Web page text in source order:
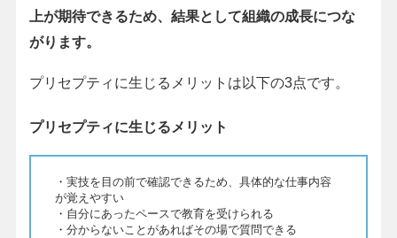
上が期待できるため、結果として組織の成長につな
がります。
プリセプティに生じるメリットは以下の3点です。
プリセプティに生じるメリット
・実技を目の前で確認できるため、具体的な仕事内容
が覚えやすい
・自分にあったペースで教育を受けられる
・分からないことがあればその場で質問できる